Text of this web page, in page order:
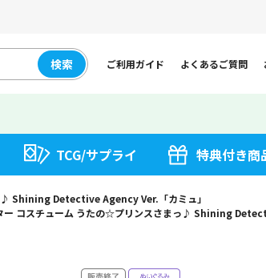
検索 ご利用ガイド よくあるご質問
TCG/サプライ 特典付き商
♪ Shining Detective Agency Ver.「カミュ」
ー コスチューム うたの☆プリンスさまっ♪ Shining